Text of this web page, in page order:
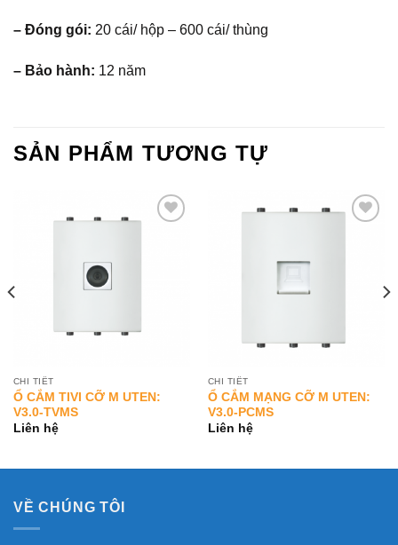
– Đóng gói: 20 cái/ hộp – 600 cái/ thùng
– Bảo hành: 12 năm
SẢN PHẨM TƯƠNG TỰ
CHI TIẾT
Ổ CẮM TIVI CỠ M UTEN:
V3.0-TVMS
Liên hệ
CHI TIẾT
Ổ CẮM MẠNG CỠ M UTEN:
V3.0-PCMS
Liên hệ
VỀ CHÚNG TÔI